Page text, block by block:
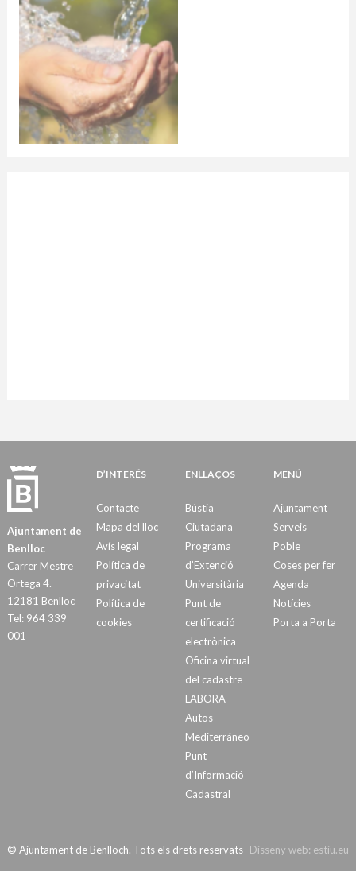
Ajuntament de
Benlloc
Carrer Mestre
Ortega 4.
12181 Benlloc
Tel: 964 339
001
D’INTERÉS
Contacte
Mapa del lloc
Avís legal
Política de
privacitat
Política de
cookies
ENLLAÇOS
Bústia
Ciutadana
Programa
d’Extenció
Universitària
Punt de
certificació
electrònica
Oficina virtual
del cadastre
LABORA
Autos
Mediterráneo
Punt
d’Informació
Cadastral
MENÚ
Ajuntament
Serveis
Poble
Coses per fer
Agenda
Notícies
Porta a Porta
Disseny web: estiu.eu
© Ajuntament de Benlloch. Tots els drets reservats